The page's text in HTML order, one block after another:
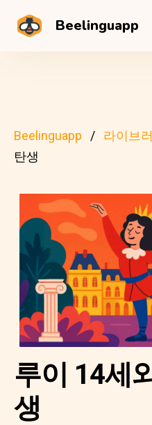
Beelinguapp
Beelinguapp 라이브
탄생
루이 14세
생